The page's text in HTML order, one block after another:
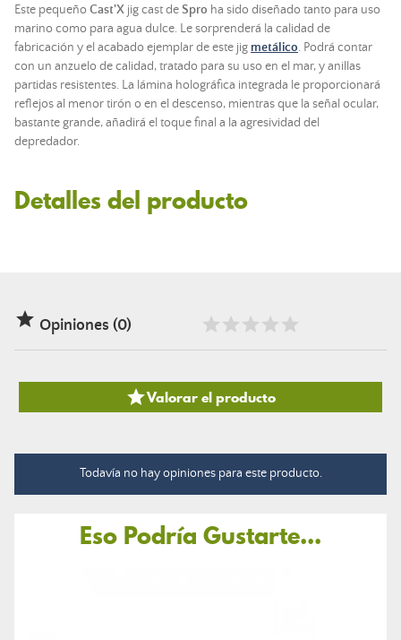
Este pequeño Cast'X jig cast deSpro ha sido diseñado tanto para uso
marino como para agua dulce. Le sorprenderá la calidad de
fabricación y el acabado ejemplar de este jig metálico. Podrá contar
con un anzuelo de calidad, tratado para su uso en el mar, y anillas
partidas resistentes. La lámina holográfica integrada le proporcionará
reflejos al menor tirón o en el descenso, mientras que la señal ocular,
bastante grande, añadirá el toque final a la agresividad del
depredador.
Detalles del producto
 Opiniones (0)
Valorar el producto
Todavía no hay opiniones para este producto.
Eso Podría Gustarte...